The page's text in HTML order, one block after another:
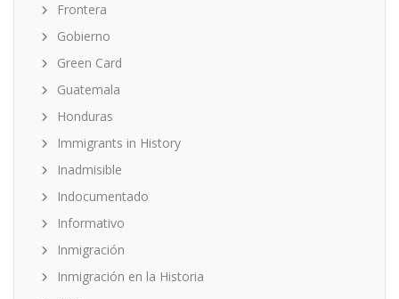
Frontera
Gobierno
Green Card
Guatemala
Honduras
Immigrants in History
Inadmisible
Indocumentado
Informativo
Inmigración
Inmigración en la Historia